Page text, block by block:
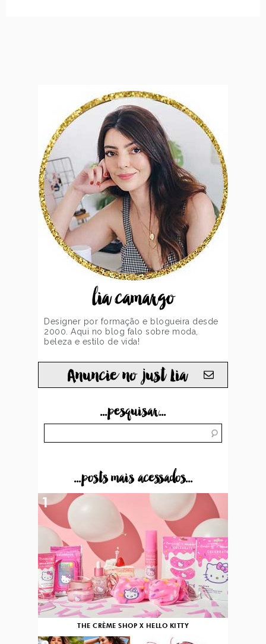
lia camargo
Designer por formação e blogueira desde
2000. Aqui no blog falo sobre moda,
beleza e estilo de vida!
Anuncie no just Lia
...pesquisar...
...posts mais acessados...
THE CRÈME SHOP X HELLO KITTY
1